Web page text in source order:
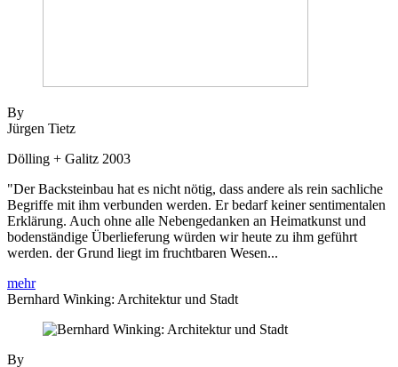
By
Jürgen Tietz
Dölling + Galitz 2003
"Der Backsteinbau hat es nicht nötig, dass andere als rein sachliche
Begriffe mit ihm verbunden werden. Er bedarf keiner sentimentalen
Erklärung. Auch ohne alle Nebengedanken an Heimatkunst und
bodenständige Überlieferung würden wir heute zu ihm geführt
werden. der Grund liegt im fruchtbaren Wesen...
mehr
Bernhard Winking: Architektur und Stadt
By